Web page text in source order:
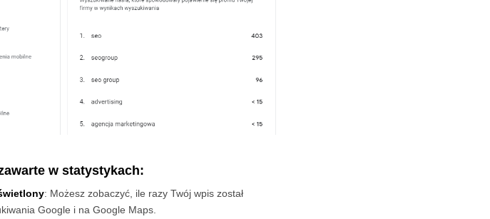
w statystykach:
: Możesz zobaczyć, ile razy Twój wpis został
Google i na Google Maps.